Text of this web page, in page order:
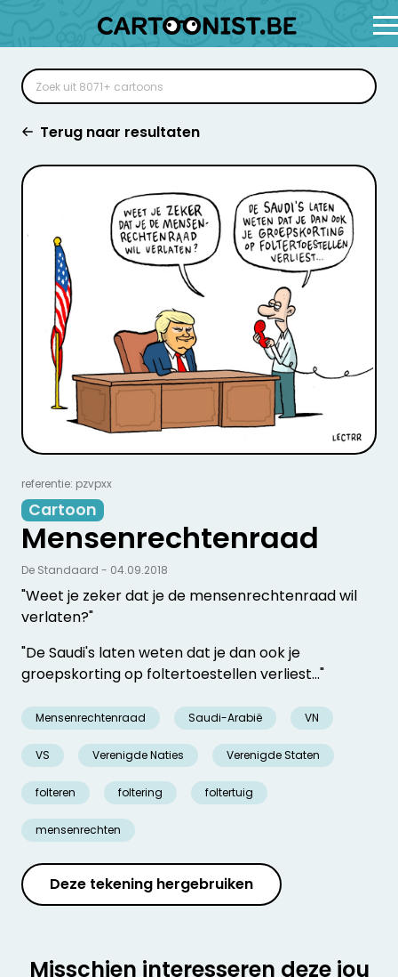
Terug naar resultaten
referentie: pzvpxx
Cartoon
Mensenrechtenraad
"Weet je zeker dat je de mensenrechtenraad wil
verlaten?"
"De Saudi's laten weten dat je dan ook je
groepskorting op foltertoestellen verliest..."
Mensenrechtenraad Saudi-Arabië VN
VS Verenigde Naties Verenigde Staten
folteren foltering foltertuig
mensenrechten
De Standaard - 04.09.2018
Deze tekening hergebruiken
Misschien interesseren deze jou